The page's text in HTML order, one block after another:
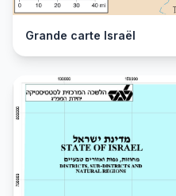
Grande carte Israël